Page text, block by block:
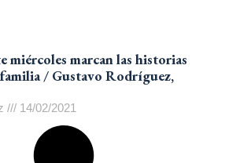
miércoles marcan las historias
/ Gustavo Rodríguez,
14/02/2021